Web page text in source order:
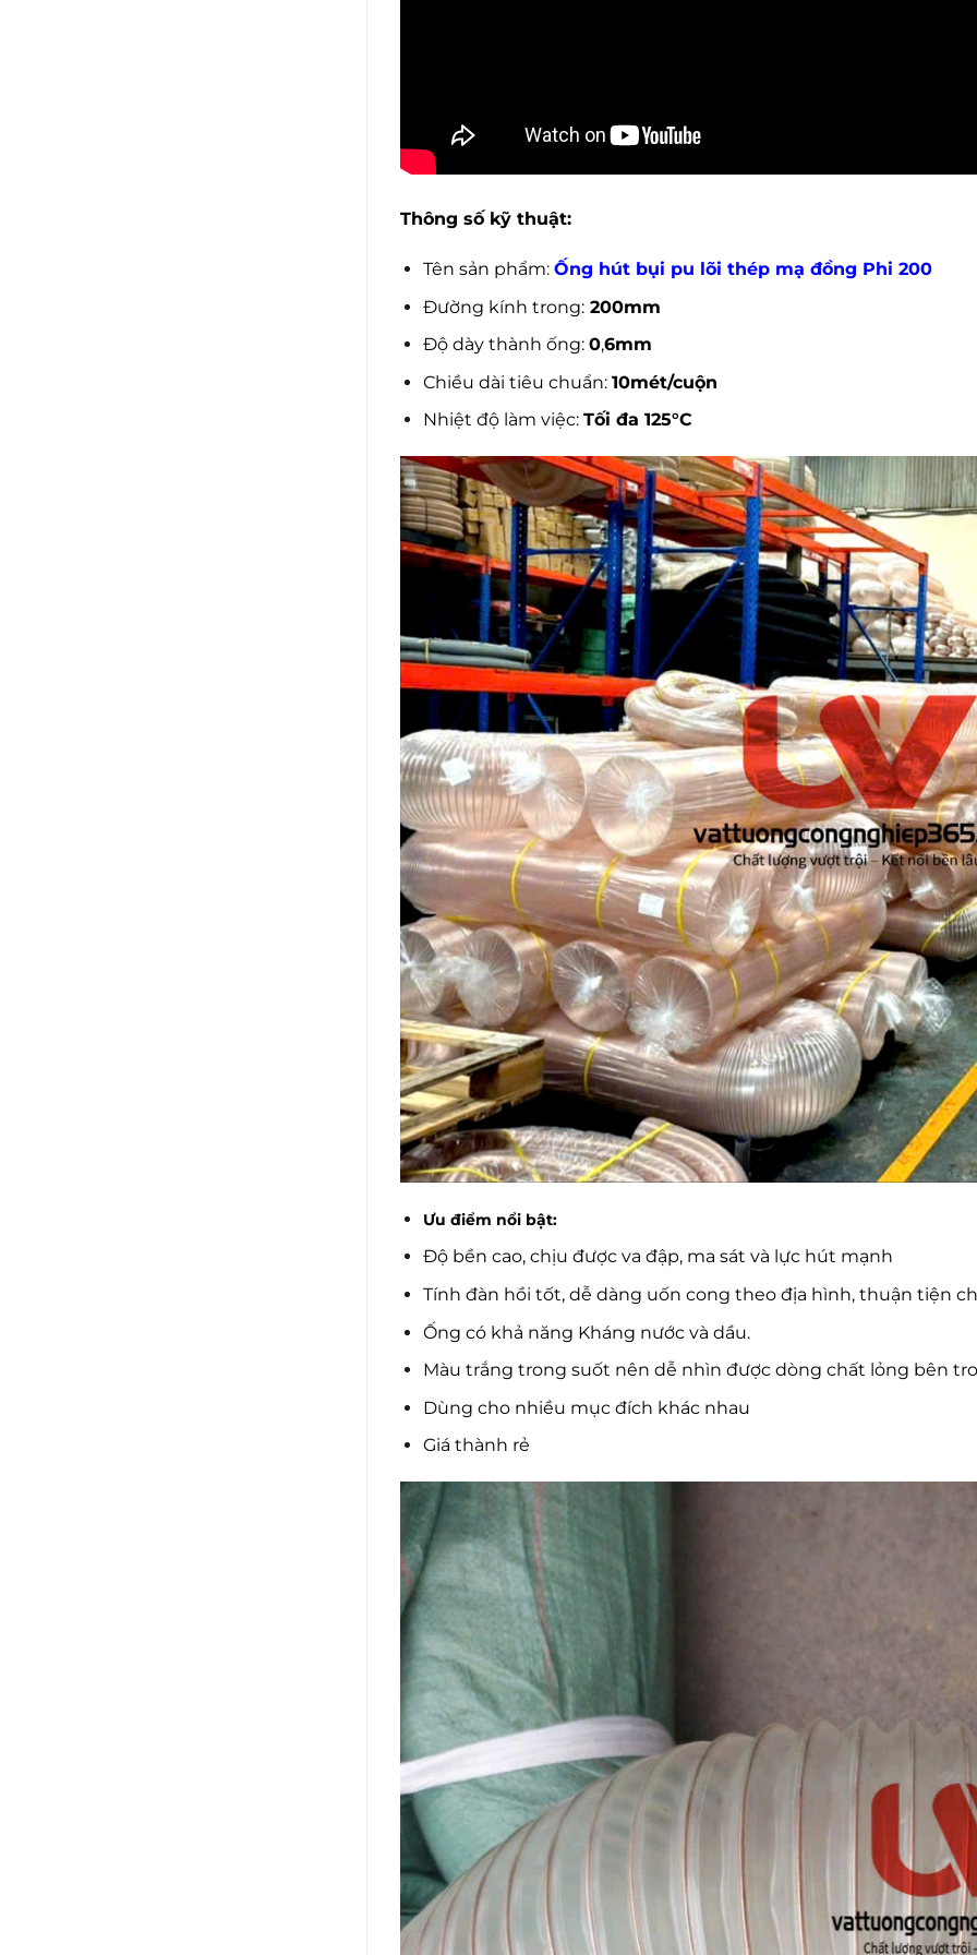
Thông số kỹ thuật:
Tên sản phẩm: Ống hút bụi pu lõi thép mạ đồng Phi 200
Đường kính trong:200mm
Độ dày thành ống: 0,6mm
Chiều dài tiêu chuẩn: 10mét/cuộn
Nhiệt độ làm việc: Tối đa 125°C
Ưu điểm nổi bật:
Độ bền cao, chịu được va đập, ma sát và lực hút mạnh
Tính đàn hồi tốt, dễ dàng uốn cong theo địa hình, thuận tiện
Ống có khả năng Kháng nước và dầu.
Màu trắng trong suốt nên dễ nhìn được dòng chất lỏng bên
Dùng cho nhiều mục đích khác nhau
Giá thành rẻ